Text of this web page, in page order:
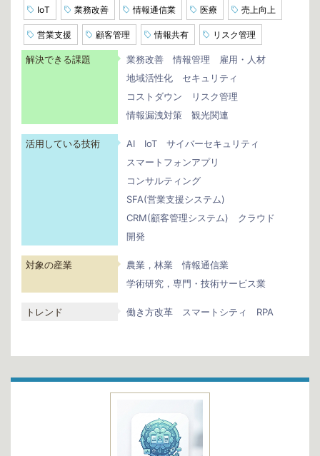
IoT 業務改善 情報通信業 医療 売上向上
営業支援 顧客管理 情報共有 リスク管理
解決できる課題 業務改善 情報管理
雇用・人材
地域活性化
セキュリティ
コストダウン
リスク管理
情報漏洩対策
観光関連
活用している技術 AI IoT
サイバーセキュリティ
スマートフォンアプリ
コンサルティング
SFA(営業支援システム)
CRM(顧客管理システム)
クラウド
開発
対象の産業 農業，林業
情報通信業
学術研究，専門・技術サービス業
トレンド 働き方改革 スマートシティ RPA